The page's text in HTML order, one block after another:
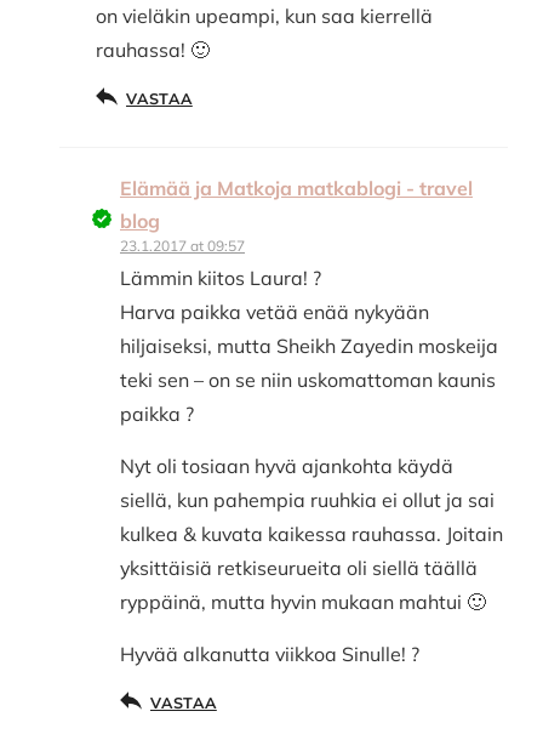
on vieläkin upeampi, kun saa kierrellä
rauhassa! 🙂
VASTAA
Elämää ja Matkoja matkablogi - travel
blog
23.1.2017 at 09:57
Lämmin kiitos Laura! ?
Harva paikka vetää enää nykyään
hiljaiseksi, mutta Sheikh Zayedin moskeija
teki sen – on se niin uskomattoman kaunis
paikka ?
Nyt oli tosiaan hyvä ajankohta käydä
siellä, kun pahempia ruuhkia ei ollut ja sai
kulkea & kuvata kaikessa rauhassa. Joitain
yksittäisiä retkiseurueita oli siellä täällä
ryppäinä, mutta hyvin mukaan mahtui 🙂
Hyvää alkanutta viikkoa Sinulle! ?
VASTAA